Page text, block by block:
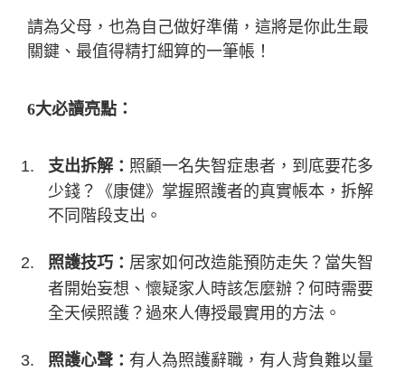
請為父母，也為自己做好準備，這將是你此生最
關鍵、最值得精打細算的一筆帳！
6大必讀亮點：
支出拆解： 照顧一名失智症患者，到底要花多
少錢？《康健》掌握照護者的真實帳本，拆解
不同階段支出。
照護技巧： 居家如何改造能預防走失？當失智
者開始妄想、懷疑家人時該怎麼辦？何時需要
全天候照護？過來人傳授最實用的方法。
照護心聲： 有人為照護辭職，有人背負難以量